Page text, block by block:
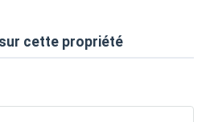
cette propriété